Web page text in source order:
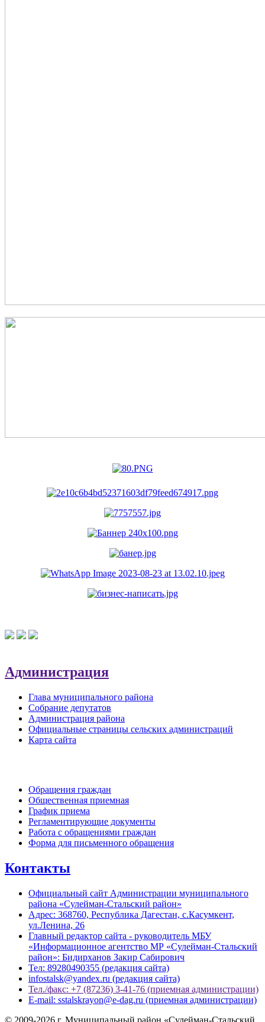
Администрация
Глава муниципального района
Собрание депутатов
Администрация района
Официальные страницы сельских администраций
Карта сайта
Обращения граждан
Общественная приемная
График приема
Регламентирующие документы
Работа с обращениями граждан
Форма для письменного обращения
Контакты
Официальный сайт Администрации муниципального
района «Сулейман-Стальский район»
Адрес: 368760, Республика Дагестан, с.Касумкент,
ул.Ленина, 26
Главный редактор сайта - руководитель МБУ
«Информационное агентство МР «Сулейман-Стальский
район»: Бидирханов Закир Сабирович
Тел: 89280490355 (редакция сайта)
infostalsk@yandex.ru (редакция сайта)
Тел./факс: +7 (87236) 3-41-76 (приемная администрации)
E-mail: sstalskrayon@e-dag.ru (приемная администрации)